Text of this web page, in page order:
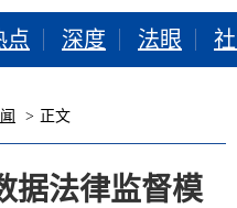
点 深度 法眼
正文
据法律监督模